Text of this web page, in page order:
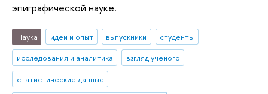
эпиграфической науке.
Наука идеи и опыт выпускники
студенты
исследования и аналитика
взгляд ученого
статистические данные